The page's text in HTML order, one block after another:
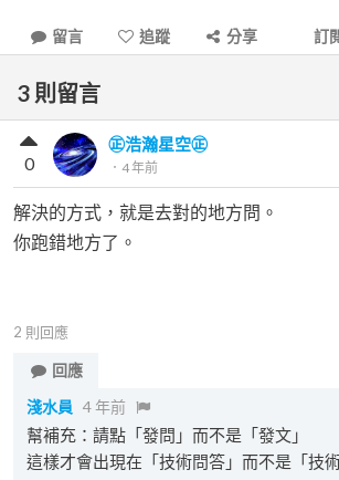
留言 追蹤 分享 訂
3 則留言
㊣浩瀚星空㊣
． 4 年前
0
解決的方式，就是去對的地方問。
你跑錯地方了。
2 則回應
回應
淺水員 4 年前
幫補充：請點「發問」而不是「發文」
這樣才會出現在「技術問答」而不是「技術